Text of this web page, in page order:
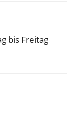
bis Freitag